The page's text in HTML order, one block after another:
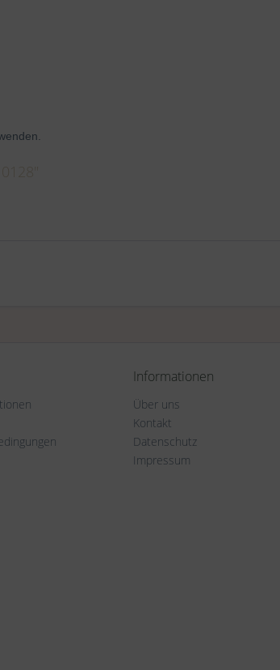
Informationen
Über uns
Kontakt
Datenschutz
Impressum